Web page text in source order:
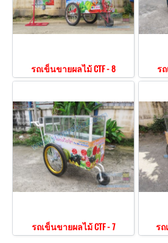
รถเข็นขายผลไม้ CTF - 8 ร
รถเข็นขายผลไม้ CTF - 7 รถ